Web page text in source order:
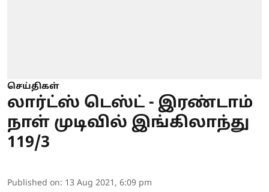
செய்திகள்
லார்ட்ஸ் டெஸ்ட் - இரண்டாம்
நாள் முடிவில் இங்கிலாந்து
119/3
Published on: 13 Aug 2021, 6:09 pm